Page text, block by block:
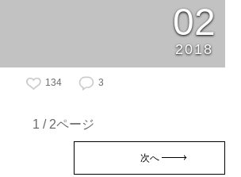
02
2018
134 3
1 / 2ページ
次へ